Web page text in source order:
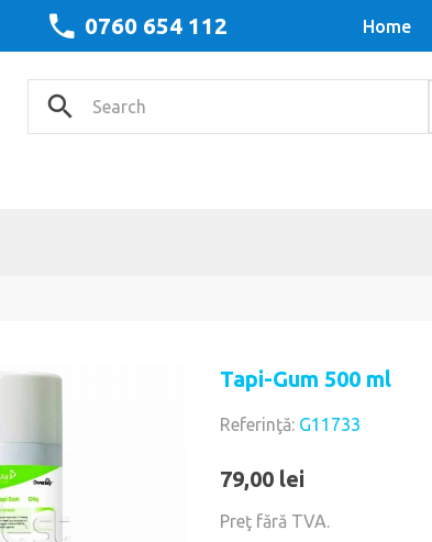
Home
0760 654 112
Tapi-Gum 500 ml
Referinţă: G11733
79,00 lei
Preţ fără TVA.